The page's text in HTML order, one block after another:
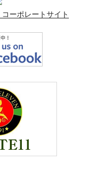
ーポレートサイト